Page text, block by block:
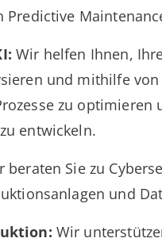
Predictive
Wir helfen Ihnen,
und mithilfe
zu optimieren
entwickeln.
beraten Sie zu
und
Wir